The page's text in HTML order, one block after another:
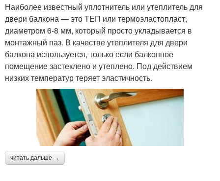
Наиболее известный уплотнитель или утеплитель для
двери балкона — это ТЕП или термоэластопласт,
диаметром 6-8 мм, который просто укладывается в
монтажный паз. В качестве утеплителя для двери
балкона используется, только если балконное
помещение застеклено и утеплено. Под действием
низких температур теряет эластичность.
читать дальше →